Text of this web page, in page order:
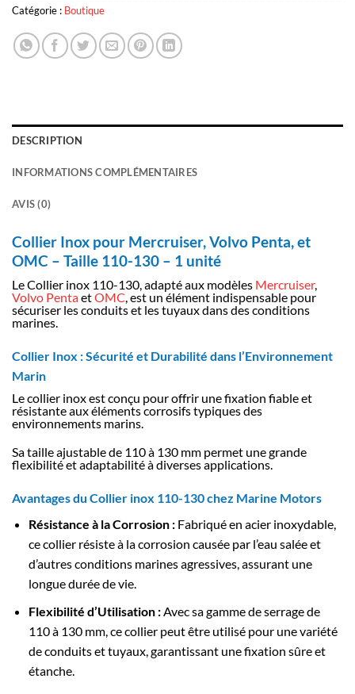
Catégorie : Boutique
DESCRIPTION
INFORMATIONS COMPLÉMENTAIRES
AVIS (0)
Collier Inox pour Mercruiser, Volvo Penta, et
OMC – Taille 110-130 – 1 unité
Le Collier inox 110-130, adapté aux modèles Mercruiser,
Volvo PentaetOMC, est un élément indispensable pour
sécuriser les conduits et les tuyaux dans des conditions
marines.
Collier Inox : Sécurité et Durabilité dans l’Environnement
Marin
Le collier inox est conçu pour offrir une fixation fiable et
résistante aux éléments corrosifs typiques des
environnements marins.
Sa taille ajustable de 110 à 130 mm permet une grande
flexibilité et adaptabilité à diverses applications.
Avantages du Collier inox 110-130 chez Marine Motors
Résistance à la Corrosion :Fabriqué en acier inoxydable,
ce collier résiste à la corrosion causée par l’eau salée et
d’autres conditions marines agressives, assurant une
longue durée de vie.
Flexibilité d’Utilisation :Avec sa gamme de serrage de
110 à 130 mm, ce collier peut être utilisé pour une variété
de conduits et tuyaux, garantissant une fixation sûre et
étanche.